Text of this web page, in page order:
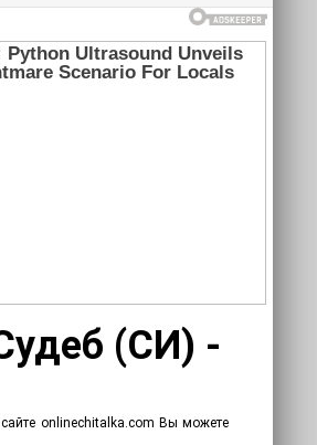
(СИ) -
onlinechitalka.com Вы можете